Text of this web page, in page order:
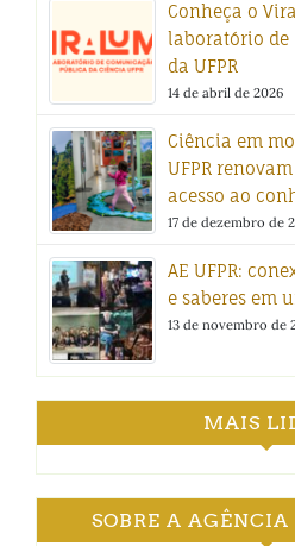
Conheça o
laboratório de
da UFPR
14 de abril de 2026
Ciência em
UFPR
acesso ao
17 de dezembro de
AE UFPR:
e saberes em
13 de novembro de
MAIS
SOBRE A AGÊNCIA